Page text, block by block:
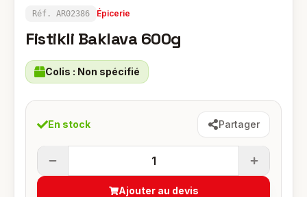
Réf. AR02386 Épicerie
Fistikli Baklava 600g
Colis : Non spécifié
En stock Partager
1
Ajouter au devis